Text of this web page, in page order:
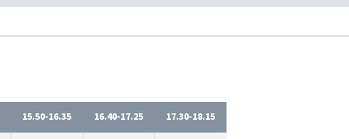
15.50-16.35 16.40-17.25 17.30-18.15